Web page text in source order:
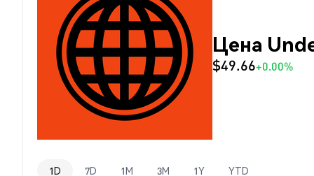
Цена
$49.66+0.00%
1D 7D 1M 3M 1Y YTD